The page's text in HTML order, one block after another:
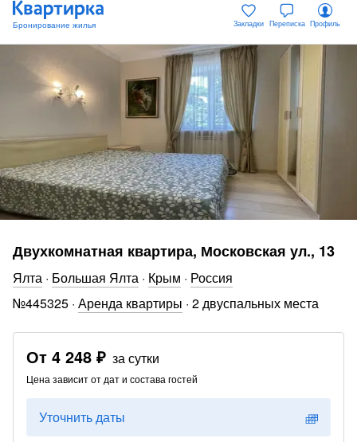
Закладки Переписка Профиль
Двухкомнатная квартира, Московская ул., 13
Ялта · Большая Ялта · Крым · Россия
№445325 · Аренда квартиры · 2 двуспальных места
От 4 248 ₽ за сутки
Цена зависит от дат и состава гостей
Уточнить даты